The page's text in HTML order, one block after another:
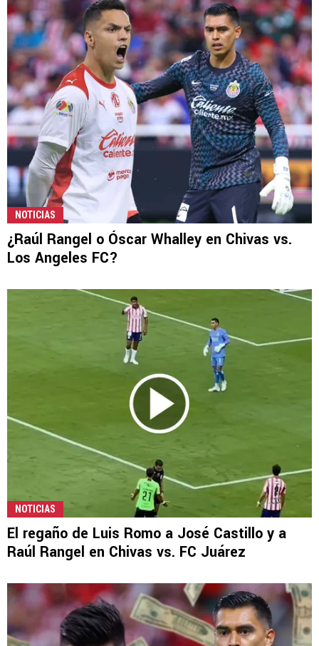
NOTICIAS
¿Raúl Rangel o Óscar Whalley en Chivas vs.
Los Angeles FC?
NOTICIAS
El regaño de Luis Romo a José Castillo y a
Raúl Rangel en Chivas vs. FC Juárez